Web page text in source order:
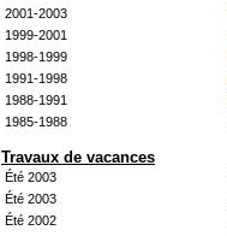
2001-2003
1999-2001
1998-1999
1991-1998
1988-1991
1985-1988
Travaux de vacances
Été 2003
Été 2003
Été 2002